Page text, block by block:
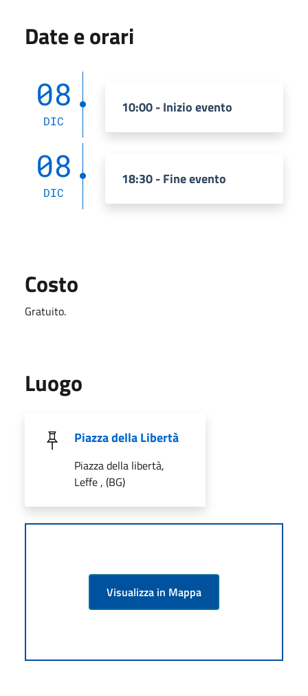
Date e orari
08
DIC
10:00 - Inizio evento
08
DIC
18:30 - Fine evento
Costo
Gratuito.
Luogo
Piazza della Libertà
Piazza della libertà,
Leffe , (BG)
Visualizza in Mappa